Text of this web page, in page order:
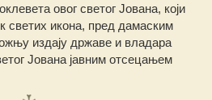
овог светог Јована, који
светих икона, пред дамаским
издају државе и владара
Јована јавним отсецањем